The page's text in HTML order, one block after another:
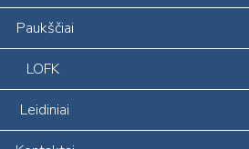
Paukščiai
LOFK
Leidiniai